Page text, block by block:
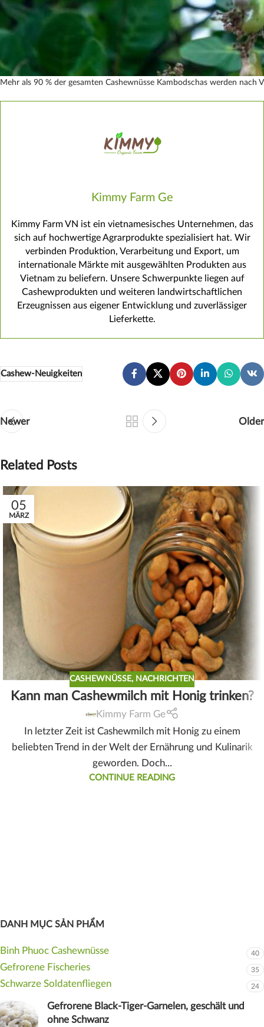
Mehr als 90 % der gesamten Cashewnüsse Kambodschas werden nach
Kimmy Farm Ge
Kimmy Farm VN ist ein vietnamesisches Unternehmen, das
sich auf hochwertige Agrarprodukte spezialisiert hat. Wir
verbinden Produktion, Verarbeitung und Export, um
internationale Märkte mit ausgewählten Produkten aus
Vietnam zu beliefern. Unsere Schwerpunkte liegen auf
Cashewprodukten und weiteren landwirtschaftlichen
Erzeugnissen aus eigener Entwicklung und zuverlässiger
Lieferkette.
Cashew-Neuigkeiten
Newer Older
Related Posts
05
MÄRZ
CASHEWNÜSSE, NACHRICHTEN
Kann man Cashewmilch mit Honig trinken?
Kimmy Farm Ge
In letzter Zeit ist Cashewmilch mit Honig zu einem
beliebten Trend in der Welt der Ernährung und Kulinarik
geworden. Doch...
CONTINUE READING
DANH MỤC SẢN PHẨM
Binh Phuoc Cashewnüsse 40
Gefrorene Fischeries 35
Schwarze Soldatenfliegen 24
Gefrorene Black-Tiger-Garnelen, geschält und
ohne Schwanz